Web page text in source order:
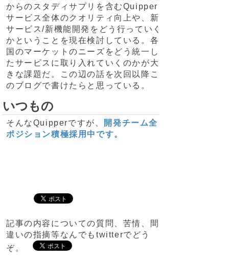
からのスタディサプリを含むQuipper
サービス全体のクオリティ向上や、新
サービス/新機能開発をどう行っていく
かということを現在検討している。各
国のマーケットのニーズをどう統一し
たサービスに取り入れていくのかが大
きな課題だ。この辺の話を次回以降こ
のブログで書けたらと思っている。
いつもの
そんなQuipperですが、 開発チーム全
ポジション積極採用中です。
記事の内容についての質問、苦情、間
違いの指摘等なんでもtwitterでどう
ぞ。